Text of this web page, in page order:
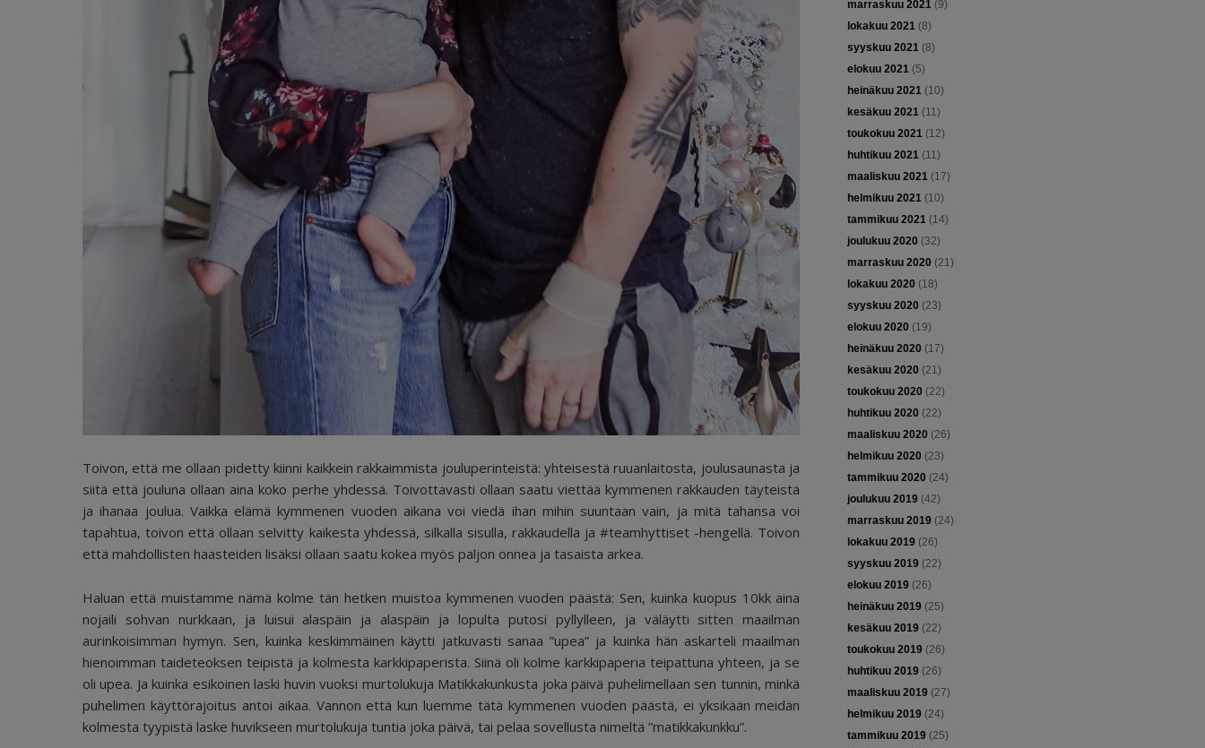
Toivon, että me ollaan pidetty kiinni kaikkein rakkaimmista jouluperinteistä: yhteisestä ruuanlaitosta, joulusaunasta ja
siitä että jouluna ollaan aina koko perhe yhdessä. Toivottavasti ollaan saatu viettää kymmenen rakkauden täyteistä
ja ihanaa joulua. Vaikka elämä kymmenen vuoden aikana voi viedä ihan mihin suuntaan vain, ja mitä tahansa voi
tapahtua, toivon että ollaan selvitty kaikesta yhdessä, silkalla sisulla, rakkaudella ja #teamhyttiset -hengellä. Toivon
että mahdollisten haasteiden lisäksi ollaan saatu kokea myös paljon onnea ja tasaista arkea.
Haluan että muistamme nämä kolme tän hetken muistoa kymmenen vuoden päästä: Sen, kuinka kuopus 10kk aina
nojaili sohvan nurkkaan, ja luisui alaspäin ja alaspäin ja lopulta putosi pyllylleen, ja väläytti sitten maailman
aurinkoisimman hymyn. Sen, kuinka keskimmäinen käytti jatkuvasti sanaa ”upea” ja kuinka hän askarteli maailman
hienoimman taideteoksen teipistä ja kolmesta karkkipaperista. Siinä oli kolme karkkipaperia teipattuna yhteen, ja se
oli upea. Ja kuinka esikoinen laski huvin vuoksi murtolukuja Matikkakunkusta joka päivä puhelimellaan sen tunnin, minkä
puhelimen käyttörajoitus antoi aikaa. Vannon että kun luemme tätä kymmenen vuoden päästä, ei yksikään meidän
kolmesta tyypistä laske huvikseen murtolukuja tuntia joka päivä, tai pelaa sovellusta nimeltä ”matikkakunkku”.
marraskuu 2021(9)
lokakuu 2021(8)
syyskuu 2021(8)
elokuu 2021(5)
heinäkuu 2021(10)
kesäkuu 2021(11)
toukokuu 2021(12)
huhtikuu 2021(11)
maaliskuu 2021(17)
helmikuu 2021(10)
tammikuu 2021(14)
joulukuu 2020 (32)
marraskuu 2020 (21)
lokakuu 2020 (18)
syyskuu 2020 (23)
elokuu 2020 (19)
heinäkuu 2020 (17)
kesäkuu 2020 (21)
toukokuu 2020 (22)
huhtikuu 2020 (22)
maaliskuu 2020 (26)
helmikuu 2020 (23)
tammikuu 2020 (24)
joulukuu 2019(42)
marraskuu 2019(24)
lokakuu 2019(26)
syyskuu 2019(22)
elokuu 2019(26)
heinäkuu 2019(25)
kesäkuu 2019(22)
toukokuu 2019(26)
huhtikuu 2019(26)
maaliskuu 2019(27)
helmikuu 2019(24)
tammikuu 2019(25)